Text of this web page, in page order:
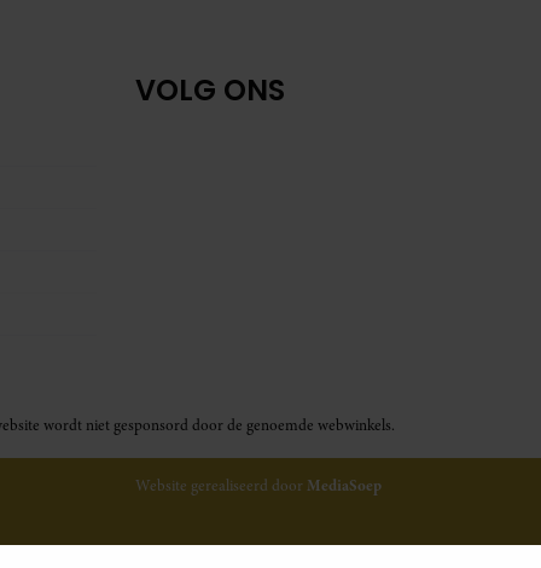
VOLG ONS
wordt niet gesponsord door de genoemde webwinkels.
Website gerealiseerd door MediaSoep